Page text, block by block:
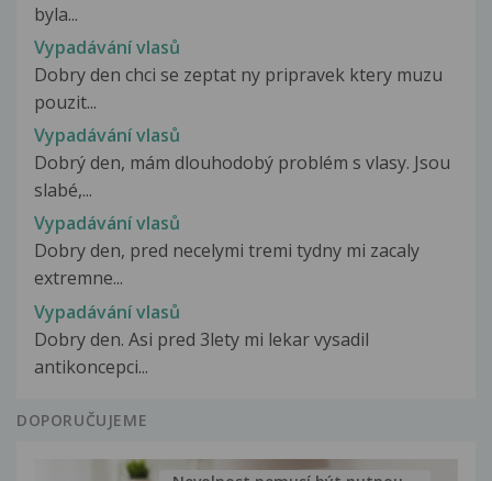
byla...
Vypadávání vlasů
Dobry den chci se zeptat ny pripravek ktery muzu
pouzit...
Vypadávání vlasů
Dobrý den, mám dlouhodobý problém s vlasy. Jsou
slabé,...
Vypadávání vlasů
Dobry den, pred necelymi tremi tydny mi zacaly
extremne...
Vypadávání vlasů
Dobry den. Asi pred 3lety mi lekar vysadil
antikoncepci...
DOPORUČUJEME